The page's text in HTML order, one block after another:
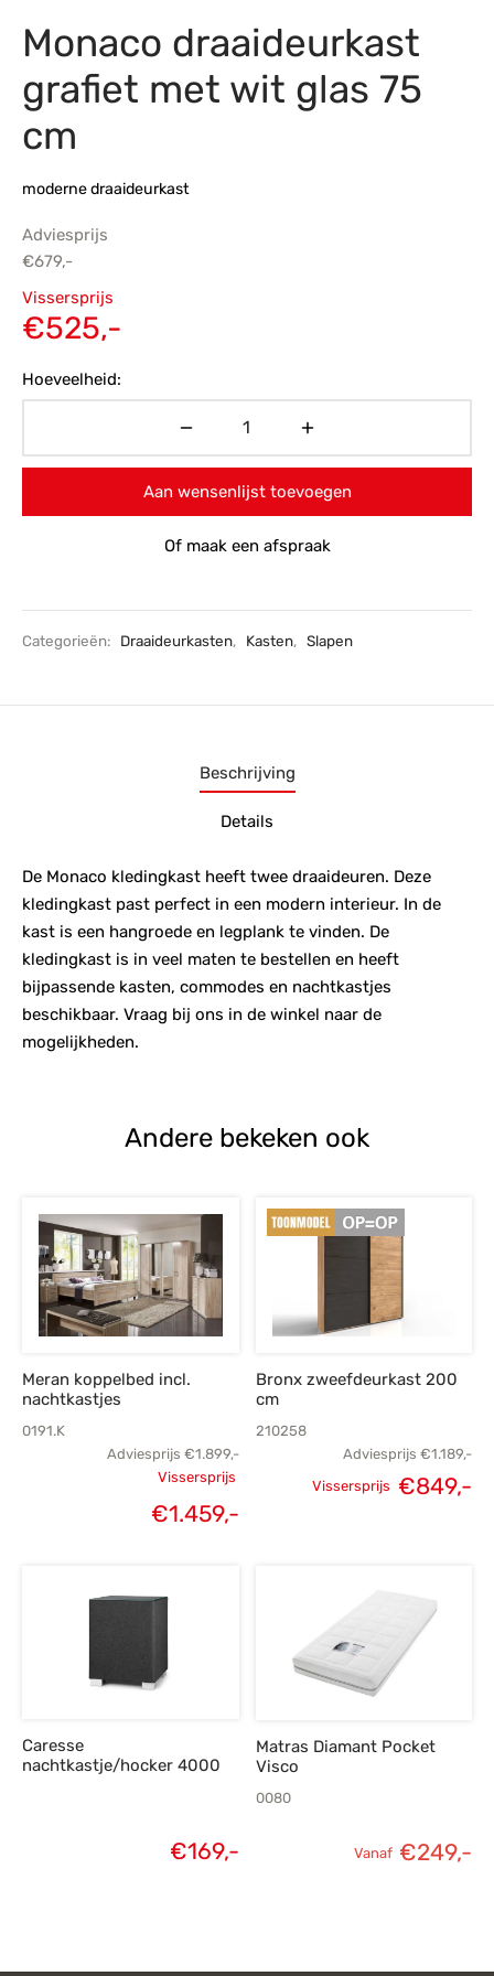
Monaco draaideurkast
grafiet met wit glas 75
cm
moderne draaideurkast
Adviesprijs
€679,-
Oorspronkelijke
prijs was:
Vissersprijs
€525,-
Hoeveelheid:
Aan wensenlijst toevoegen
Of maak een afspraak
Categorieën: Draaideurkasten, Kasten, Slapen
Beschrijving
Details
De Monaco kledingkast heeft twee draaideuren. Deze
kledingkast past perfect in een modern interieur. In de
kast is een hangroede en legplank te vinden. De
kledingkast is in veel maten te bestellen en heeft
bijpassende kasten, commodes en nachtkastjes
beschikbaar. Vraag bij ons in de winkel naar de
mogelijkheden.
Andere bekeken ook
Meran koppelbed incl.
nachtkastjes
0191.K
Adviesprijs €1.899,-
Oorspronkelijke
Vissersprijs
€1.459,-
Bronx zweefdeurkast 200
cm
210258
Adviesprijs €1.189,-
Vissersprijs €849,-
Caresse
nachtkastje/hocker 4000
€169,-
Matras Diamant Pocket
Visco
0080
Vanaf €249,-
Toonmodellen
toonmodel
PVC
PVC
en montageservice